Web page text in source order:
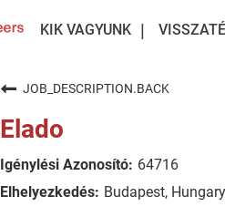
KIK VAGYUNK
JOB_DESCRIPTION.BACK
Elado
64716
Budapest, Hungary